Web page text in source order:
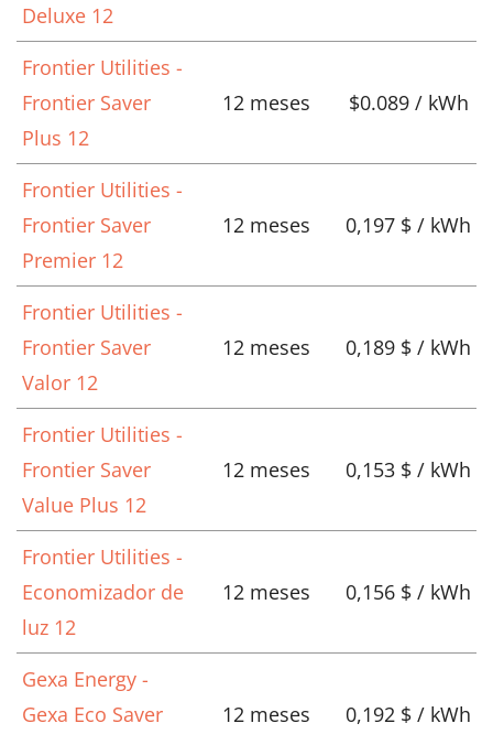
Deluxe 12
Frontier Utilities -
Frontier Saver
Plus 12
12 meses $0.089 / kWh
Frontier Utilities -
Frontier Saver
Premier 12
12 meses 0,197 $ / kWh
Frontier Utilities -
Frontier Saver
Valor 12
12 meses 0,189 $ / kWh
Frontier Utilities -
Frontier Saver
Value Plus 12
12 meses 0,153 $ / kWh
Frontier Utilities -
Economizador de
luz 12
12 meses 0,156 $ / kWh
Gexa Energy -
Gexa Eco Saver
12 meses 0,192 $ / kWh